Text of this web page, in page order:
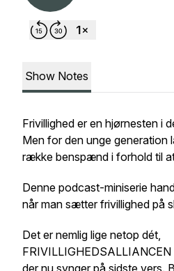
Show Notes
Frivillighed er en hjørnesten i
Men for den unge generation
række benspænd i forhold til
Denne podcast-miniserie
når man sætter frivillighed på
Det er nemlig lige netop dét,
FRIVILLIGHEDSALLIANCEN
der nu synger på sidste vers.